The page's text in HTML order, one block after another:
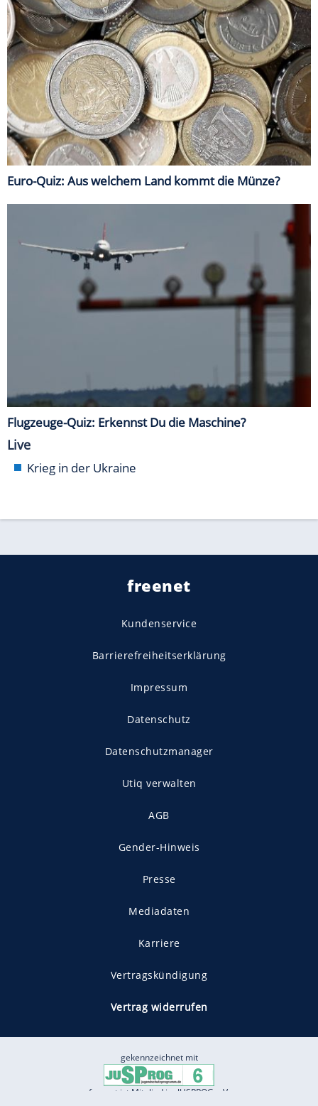
Euro-Quiz: Aus welchem Land kommt die Münze?
Flugzeuge-Quiz: Erkennst Du die Maschine?
Live
Krieg in der Ukraine
freenet
Kundenservice
Barrierefreiheitserklärung
Impressum
Datenschutz
Datenschutzmanager
Utiq verwalten
AGB
Gender-Hinweis
Presse
Mediadaten
Karriere
Vertragskündigung
Vertrag widerrufen
gekennzeichnet mit
freenet ist Mitglied im JUSPROG e.V.